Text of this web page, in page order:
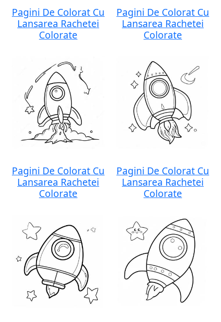
Pagini De Colorat Cu
Lansarea Rachetei
Colorate
Pagini De Colorat Cu
Lansarea Rachetei
Colorate
Pagini De Colorat Cu
Lansarea Rachetei
Colorate
Pagini De Colorat Cu
Lansarea Rachetei
Colorate